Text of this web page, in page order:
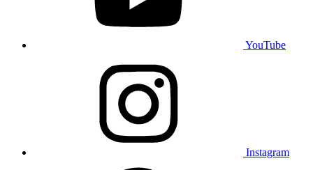
YouTube
Instagram